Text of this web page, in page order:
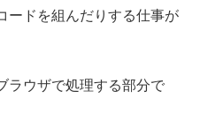
ードを組んだりする仕事が
ラウザで処理する部分で